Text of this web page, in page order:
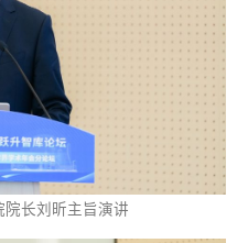
院长刘昕主旨演讲